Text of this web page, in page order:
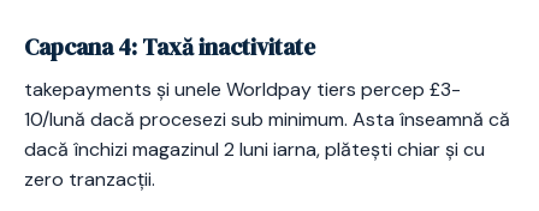
Capcana 4: Taxă inactivitate
takepayments și unele Worldpay tiers percep £3-
10/lună dacă procesezi sub minimum. Asta înseamnă că
dacă închizi magazinul 2 luni iarna, plătești chiar și cu
zero tranzacții.